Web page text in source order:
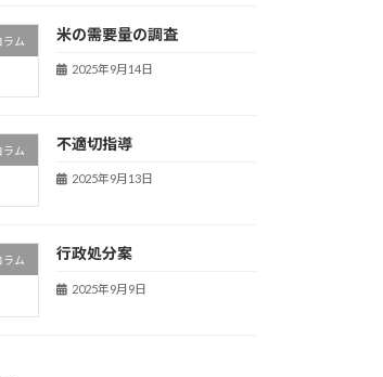
ラム 米の需要量の調査
2025年9月14日
ラム 不適切指導
2025年9月13日
ラム 行政処分案
2025年9月9日